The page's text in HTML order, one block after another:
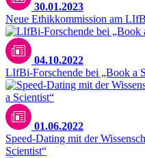
30.01.2023
Neue Ethikkommission am
04.10.2022
LIfBi-Forschende bei „Book a
01.06.2022
Speed-Dating mit der
Scientist“